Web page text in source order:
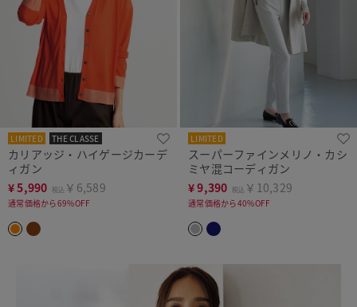
LIMITED THE CLASSE
カリアッジ・ハイゲージカーデ
ィガン
¥5,990 税込 ￥6,589
通常価格から69%OFF
LIMITED
スーパーファインメリノ・カシ
ミヤ混コーディガン
¥9,390 税込 ￥10,329
通常価格から40%OFF